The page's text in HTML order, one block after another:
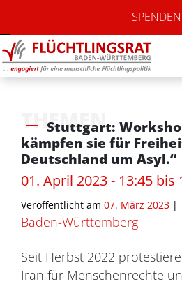
SPENDEN
THEMEN
Stuttgart:
kämpfen sie für
Deutschland um Asyl.“
01. April 2023 - 13:45 bis
Veröffentlicht am 07. März 2023 |
Baden-Württemberg
Seit Herbst 2022
Iran für Menschenrechte